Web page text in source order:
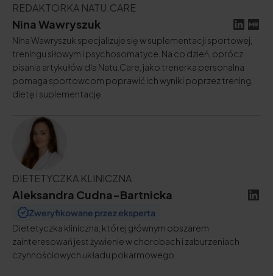
REDAKTORKA NATU.CARE
Nina Wawryszuk
Nina Wawryszuk specjalizuje się w suplementacji sportowej,
treningu siłowym i psychosomatyce. Na co dzień, oprócz
pisania artykułów dla Natu.Care, jako trenerka personalna
pomaga sportowcom poprawić ich wyniki poprzez trening,
dietę i suplementację.
DIETETYCZKA KLINICZNA
Aleksandra Cudna-Bartnicka
Zweryfikowane przez eksperta
Dietetyczka kliniczna, której głównym obszarem
zainteresowań jest żywienie w chorobach i zaburzeniach
czynnościowych układu pokarmowego.